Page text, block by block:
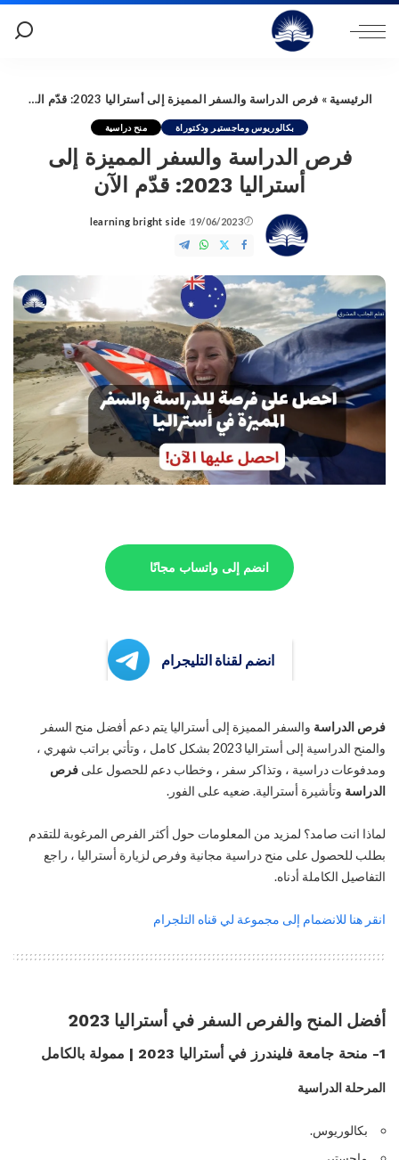
الرئيسية » فرص الدراسة والسفر المميزة إلى أستراليا 2023: قدّم الآن
بكالوريوس وماجستير ودكتوراة منح دراسية
فرص الدراسة والسفر المميزة إلى
أستراليا 2023: قدّم الآن
19/06/2023
Posted
by
learning bright side
انضم إلى واتساب مجانًا
انضم لقناة التليجرام
فرص الدراسة والسفر المميزة إلى أستراليا يتم دعم أفضل منح السفر
والمنح الدراسية إلى أستراليا 2023 بشكل كامل ، وتأتي براتب شهري ،
ومدفوعات دراسية ، وتذاكر سفر ، وخطاب دعم للحصول على فرص
الدراسة وتأشيرة أسترالية. ضعيه على الفور.
لماذا انت صامد؟ لمزيد من المعلومات حول أكثر الفرص المرغوبة للتقدم
بطلب للحصول على منح دراسية مجانية وفرص لزيارة أستراليا ، راجع
التفاصيل الكاملة أدناه.
انقر هنا للانضمام إلى مجموعة لي قناه التلجرام
أفضل المنح والفرص السفر في أستراليا 2023
1- منحة جامعة فليندرز في أستراليا 2023 | ممولة بالكامل
المرحلة الدراسية
بكالوريوس.